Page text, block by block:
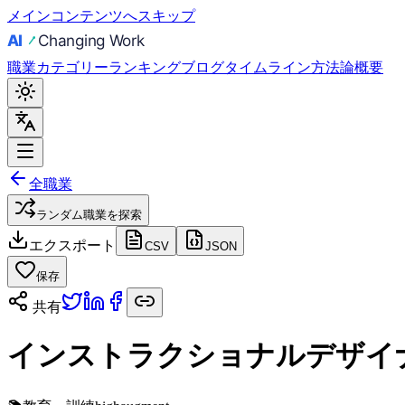
メインコンテンツへスキップ
職業カテゴリーランキングブログタイムライン方法論概要
全職業
ランダム職業を探索
エクスポート CSV JSON
保存
共有
インストラクショナルデザイ